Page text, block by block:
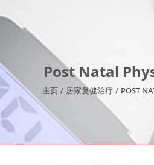
Post Natal
主页 / 居家复健治疗 / POST